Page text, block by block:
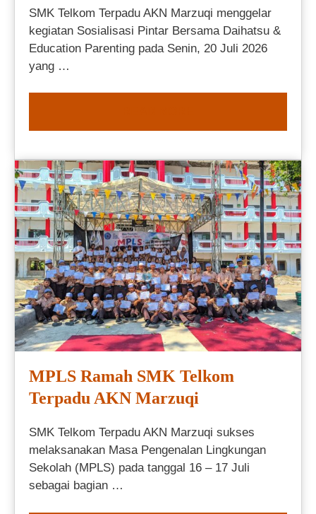
SMK Telkom Terpadu AKN Marzuqi menggelar
kegiatan Sosialisasi Pintar Bersama Daihatsu &
Education Parenting pada Senin, 20 Juli 2026
yang …
MPLS Ramah SMK Telkom
Terpadu AKN Marzuqi
SMK Telkom Terpadu AKN Marzuqi sukses
melaksanakan Masa Pengenalan Lingkungan
Sekolah (MPLS) pada tanggal 16 – 17 Juli
sebagai bagian …